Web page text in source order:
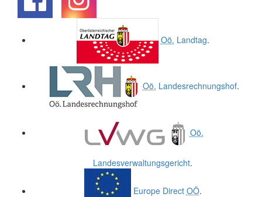
Oö. Landtag.
Oö. Landesrechnungshof.
Oö.
Landesverwaltungsgericht.
Europe Direct OÖ.